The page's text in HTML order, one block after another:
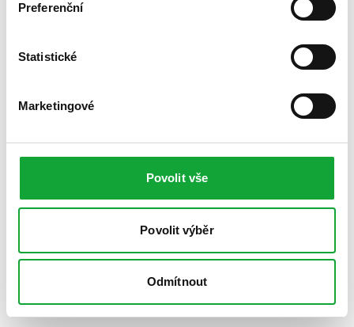
Preferenční
Statistické
Marketingové
Povolit vše
Povolit výběr
Odmítnout